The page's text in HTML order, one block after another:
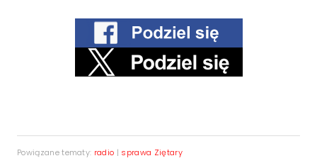
Powiązane tematy: radio | sprawa Ziętary